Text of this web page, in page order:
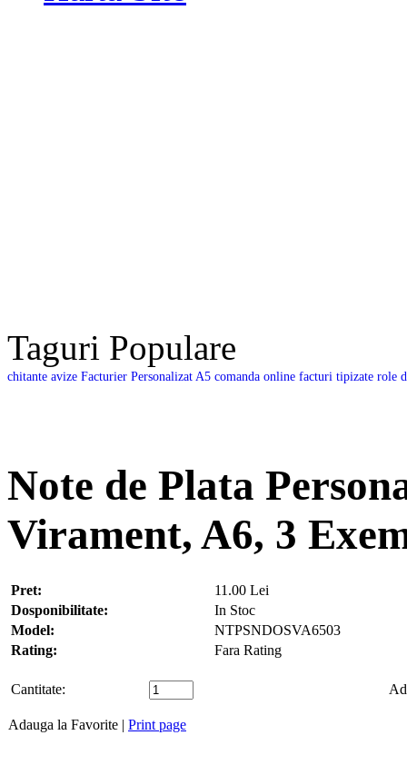
Taguri Populare
chitante avize Facturier Personalizat A5 comanda online facturi tipizate role
Note de Plata
Virament, A6, 3
Pret:
11.00 Lei
Dosponibilitate:
In Stoc
Model:
NTPSNDOSVA6503
Rating:
Fara Rating
Cantitate:
Adauga la Favorite | Print page